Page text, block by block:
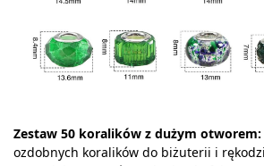
Zestaw 50 koralików z dużym otworem:
ozdobnych koralików do biżuterii i